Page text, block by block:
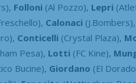
Folloni (Al Pozzo), Lepri
Calonaci (J.Bombers),
Conticelli (Crystal Plaza),
Pesa), Lotti (FC Kine),
Bucine), Giordano (El